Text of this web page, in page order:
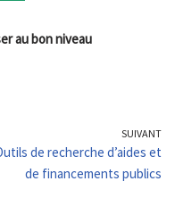
au bon niveau
SUIVANT
de recherche d’aides et
de financements publics